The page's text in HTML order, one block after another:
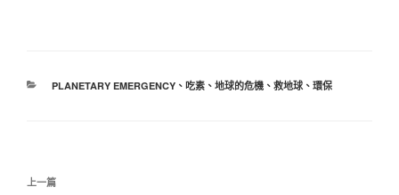
分
PLANETARY EMERGENCY、 吃素、 地球的危機、 救地球、 環保
文
上
上一篇